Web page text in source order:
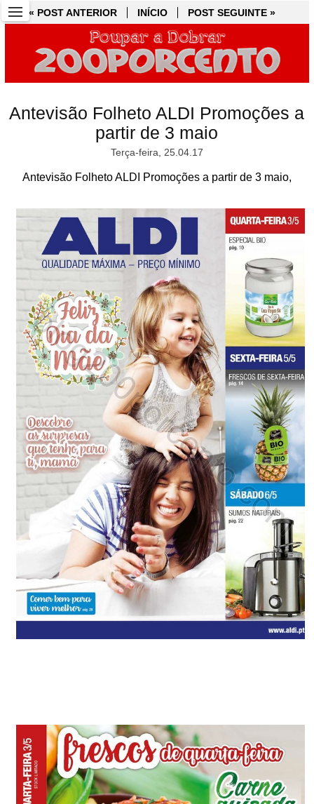
« POST ANTERIOR INÍCIO POST SEGUINTE »
Antevisão Folheto ALDI Promoções a
partir de 3 maio
Terça-feira, 25.04.17
Antevisão Folheto ALDI Promoções a partir de 3 maio,
« POST ANTERIOR INÍCIO POST SEGUINTE »